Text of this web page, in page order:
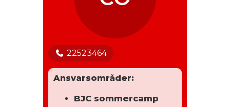
22523464
Ansvarsområder:
BJC sommercamp